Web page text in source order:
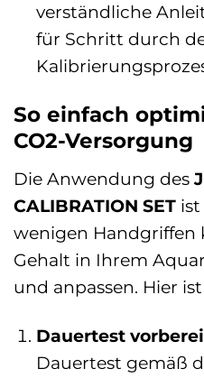
verständliche
für Schritt durch
So einfach
CO2-Versorgung
Die Anwendung des
CALIBRATION SET
wenigen Handgriffen
Gehalt in Ihrem
und anpassen. Hier
Dauertest
Dauertest gemäß